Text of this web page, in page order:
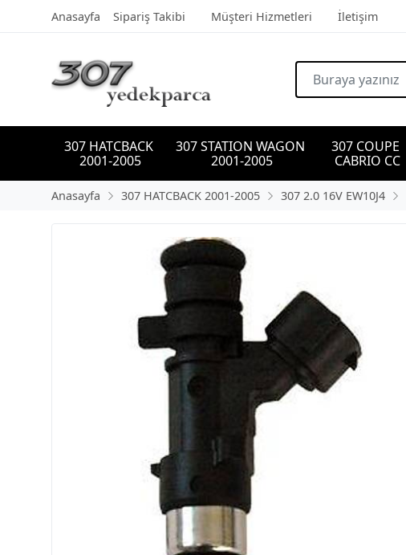
Anasayfa Sipariş Takibi Müşteri Hizmetleri İletişim
307 HATCBACK
2001-2005
307 STATION WAGON
2001-2005
307 COUPE
CABRIO CC
Anasayfa 307 HATCBACK 2001-2005 307 2.0 16V EW10J4